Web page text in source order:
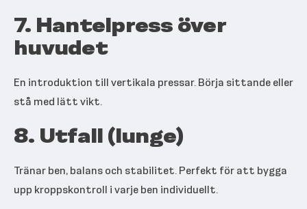
7. Hantelpress över
huvudet
En introduktion till vertikala pressar. Börja sittande eller
stå med lätt vikt.
8. Utfall (lunge)
Tränar ben, balans och stabilitet. Perfekt för att bygga
upp kroppskontroll i varje ben individuellt.